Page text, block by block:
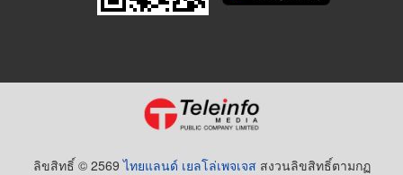
ลิขสิทธิ์ © 2569ไทยแลนด์ เยลโล่เพจเจส สงวนลิขสิทธิ์ตามกฏ